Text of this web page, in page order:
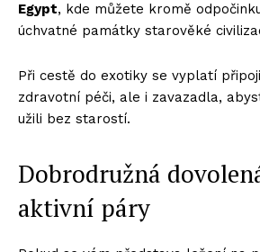
Egypt, kde můžete kromě
úchvatné památky starověké
Při cestě do exotiky se vyplatí
zdravotní péči, ale i zavazadla,
užili bez starostí.
Dobrodružná
aktivní páry